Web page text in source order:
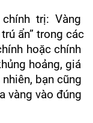
trị: Vàng
ẩn” trong các
hoặc chính
hoảng, giá
bạn cũng
vàng vào đúng